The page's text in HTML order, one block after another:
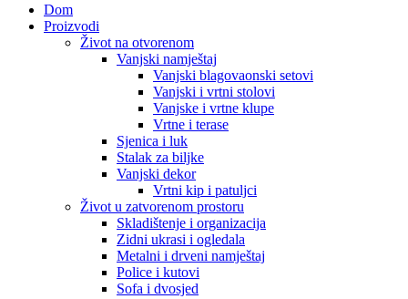
Dom
Proizvodi
Život na otvorenom
Vanjski namještaj
Vanjski blagovaonski setovi
Vanjski i vrtni stolovi
Vanjske i vrtne klupe
Vrtne i terase
Sjenica i luk
Stalak za biljke
Vanjski dekor
Vrtni kip i patuljci
Život u zatvorenom prostoru
Skladištenje i organizacija
Zidni ukrasi i ogledala
Metalni i drveni namještaj
Police i kutovi
Sofa i dvosjed